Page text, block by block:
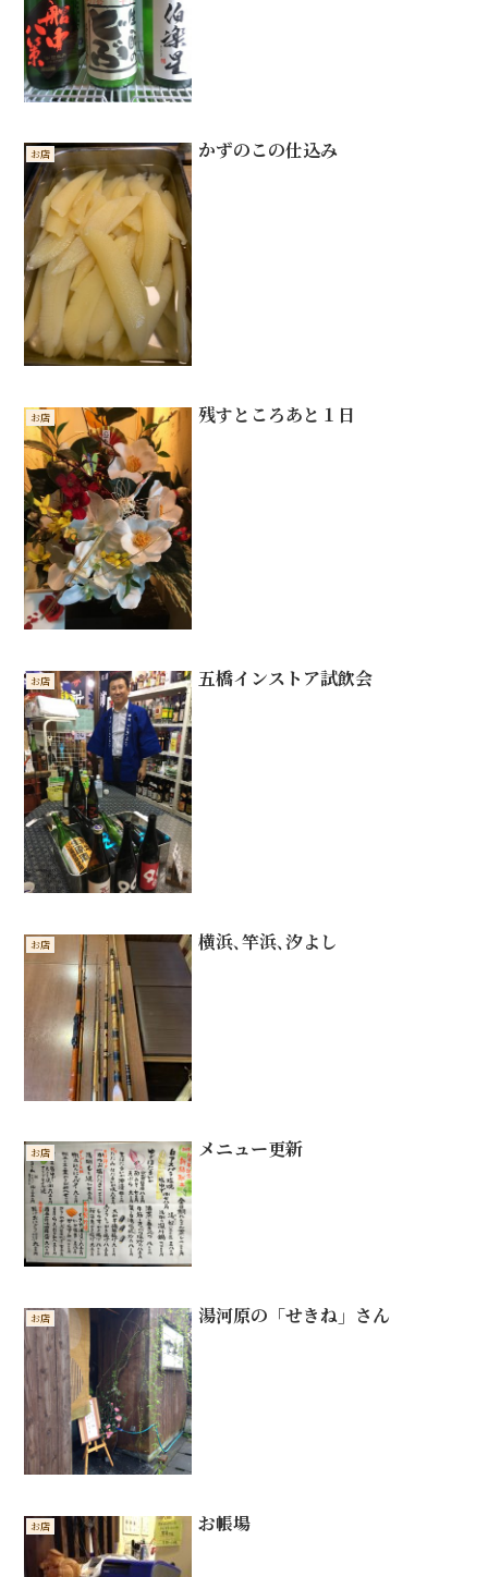
お店 かずのこの仕込み
お店 残すところあと１日
お店 五橋インストア試飲会
お店 横浜､竿浜､汐よし
お店 メニュー更新
お店 湯河原の「せきね」さん
お店 お帳場